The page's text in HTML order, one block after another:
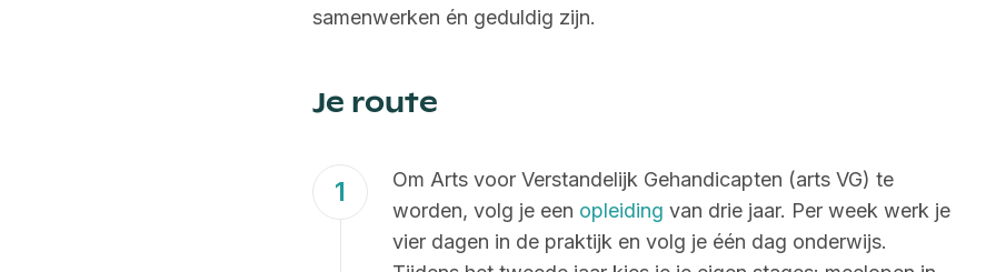
samenwerken én geduldig zijn.
Je route
Om Arts voor Verstandelijk Gehandicapten (arts VG) te
worden, volg je een opleiding van drie jaar. Per week werk je
vier dagen in de praktijk en volg je één dag onderwijs.